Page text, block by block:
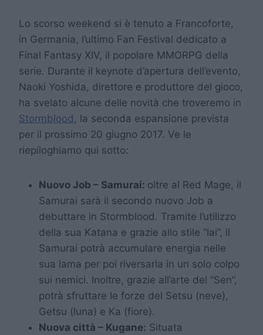
Lo scorso weekend si è tenuto a Francoforte,
in Germania, l’ultimo Fan Festival dedicato a
Final Fantasy XIV, il popolare MMORPG della
serie. Durante il keynote d’apertura dell’evento,
Naoki Yoshida, direttore e produttore del gioco,
ha svelato alcune delle novità che troveremo in
Stormblood , la seconda espansione prevista
per il prossimo 20 giugno 2017. Ve le
riepiloghiamo qui sotto:
Nuovo Job – Samurai: oltre al Red Mage, il
Samurai sarà il secondo nuovo Job a
debuttare in Stormblood. Tramite l’utilizzo
della sua Katana e grazie allo stile “Iai”, il
Samurai potrà accumulare energia nelle
sua lama per poi riversarla in un solo colpo
sui nemici. Inoltre, grazie all’arte del “Sen”,
potrà sfruttare le forze del Setsu (neve),
Getsu (luna) e Ka (fiore).
Nuova città – Kugane: Situata